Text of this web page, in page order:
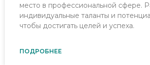
место в профессиональной сфере.
индивидуальные таланты и
чтобы достигать целей и успеха.
ПОДРОБНЕЕ